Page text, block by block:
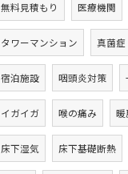
無料見積もり 医療機関
タワーマンション 真菌症
宿泊施設 咽頭炎対策
イガイガ 喉の痛み 暖
床下湿気 床下基礎断熱